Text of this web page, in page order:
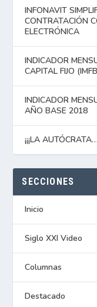
INFONAVIT
CONTRATACIÓN
ELECTRÓNICA
INDICADOR
CAPITAL FIJO
INDICADOR
AÑO BASE 2018
¡¡¡LA
SECCIONES
Inicio
Siglo XXI Video
Columnas
Destacado